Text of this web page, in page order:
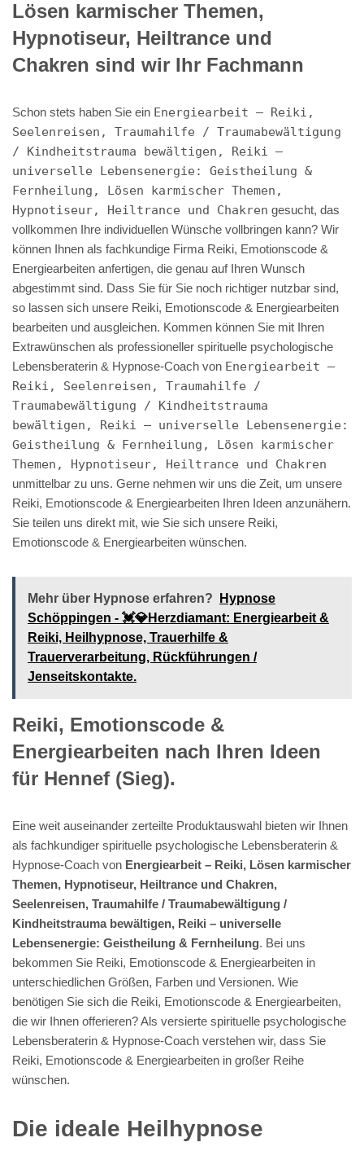
Lösen karmischer Themen,
Hypnotiseur, Heiltrance und
Chakren sind wir Ihr Fachmann
Schon stets haben Sie ein Energiearbeit – Reiki,
Seelenreisen, Traumahilfe / Traumabewältigung
/ Kindheitstrauma bewältigen, Reiki –
universelle Lebensenergie: Geistheilung &
Fernheilung, Lösen karmischer Themen,
Hypnotiseur, Heiltrance und Chakren gesucht, das
vollkommen Ihre individuellen Wünsche vollbringen kann? Wir
können Ihnen als fachkundige Firma Reiki, Emotionscode &
Energiearbeiten anfertigen, die genau auf Ihren Wunsch
abgestimmt sind. Dass Sie für Sie noch richtiger nutzbar sind,
so lassen sich unsere Reiki, Emotionscode & Energiearbeiten
bearbeiten und ausgleichen. Kommen können Sie mit Ihren
Extrawünschen als professioneller spirituelle psychologische
Lebensberaterin & Hypnose-Coach von Energiearbeit –
Reiki, Seelenreisen, Traumahilfe /
Traumabewältigung / Kindheitstrauma
bewältigen, Reiki – universelle Lebensenergie:
Geistheilung & Fernheilung, Lösen karmischer
Themen, Hypnotiseur, Heiltrance und Chakren
unmittelbar zu uns. Gerne nehmen wir uns die Zeit, um unsere
Reiki, Emotionscode & Energiearbeiten Ihren Ideen anzunähern.
Sie teilen uns direkt mit, wie Sie sich unsere Reiki,
Emotionscode & Energiearbeiten wünschen.
Mehr über Hypnose erfahren?
Hypnose
Schöppingen - 💓️💎Herzdiamant: Energiearbeit &
Reiki, Heilhypnose, Trauerhilfe &
Trauerverarbeitung, Rückführungen /
Jenseitskontakte.
Reiki, Emotionscode &
Energiearbeiten nach Ihren Ideen
für Hennef (Sieg).
Eine weit auseinander zerteilte Produktauswahl bieten wir Ihnen
als fachkundiger spirituelle psychologische Lebensberaterin &
Hypnose-Coach von Energiearbeit – Reiki, Lösen karmischer
Themen, Hypnotiseur, Heiltrance und Chakren,
Seelenreisen, Traumahilfe / Traumabewältigung /
Kindheitstrauma bewältigen, Reiki – universelle
Lebensenergie: Geistheilung & Fernheilung. Bei uns
bekommen Sie Reiki, Emotionscode & Energiearbeiten in
unterschiedlichen Größen, Farben und Versionen. Wie
benötigen Sie sich die Reiki, Emotionscode & Energiearbeiten,
die wir Ihnen offerieren? Als versierte spirituelle psychologische
Lebensberaterin & Hypnose-Coach verstehen wir, dass Sie
Reiki, Emotionscode & Energiearbeiten in großer Reihe
wünschen.
Die ideale Heilhypnose